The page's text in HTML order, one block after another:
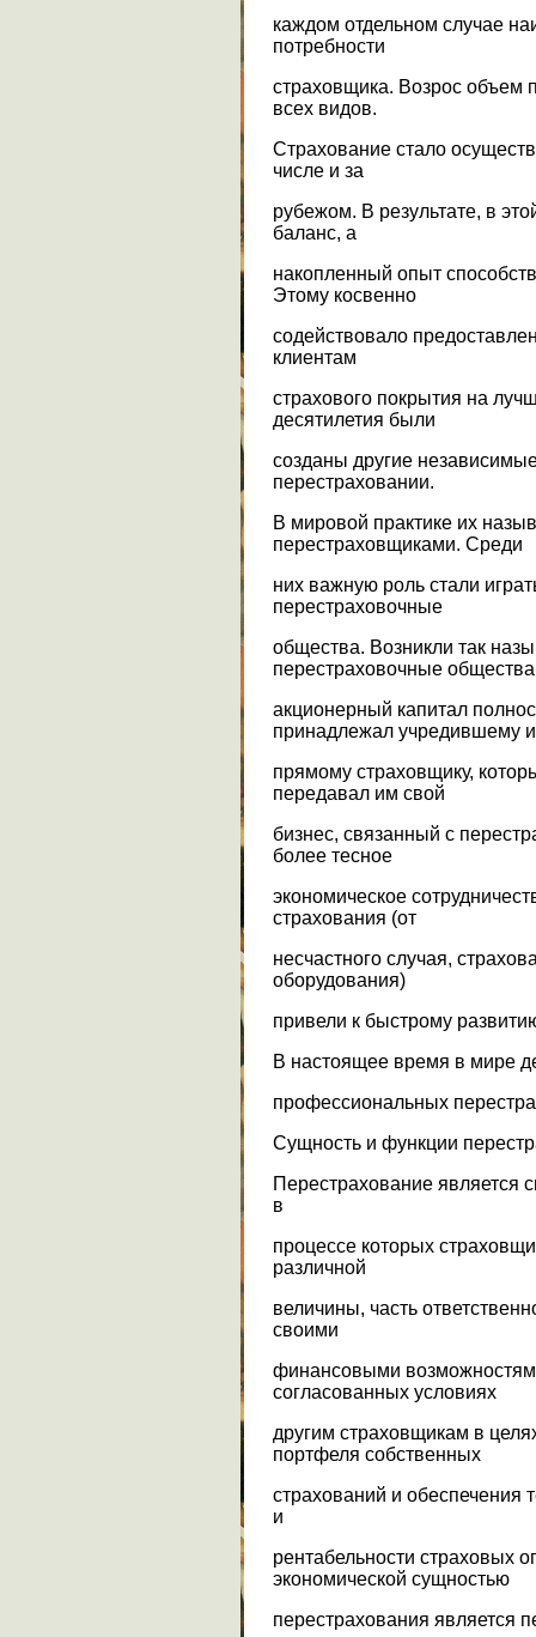
каждом отдельном случае
потребности
страховщика. Возрос объем
всех видов.
Страхование стало
числе и за
рубежом. В результате, в
баланс, а
накопленный опыт
Этому косвенно
содействовало
клиентам
страхового покрытия на
десятилетия были
созданы другие
перестраховании.
В мировой практике их
перестраховщиками. Среди
них важную роль стали
перестраховочные
общества. Возникли так
перестраховочные
акционерный капитал
принадлежал учредившему
прямому страховщику,
передавал им свой
бизнес, связанный с
более тесное
экономическое
страхования (от
несчастного случая,
оборудования)
привели к быстрому
В настоящее время в мире
профессиональных
Сущность и функции
Перестрахование является
в
процессе которых
различной
величины, часть
своими
финансовыми
согласованных условиях
другим страховщикам в
портфеля собственных
страхований и обеспечения
и
рентабельности страховых
экономической сущностью
перестрахования является